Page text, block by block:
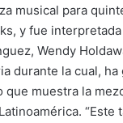
musical para
y fue
Wendy
durante la cual,
muestra la